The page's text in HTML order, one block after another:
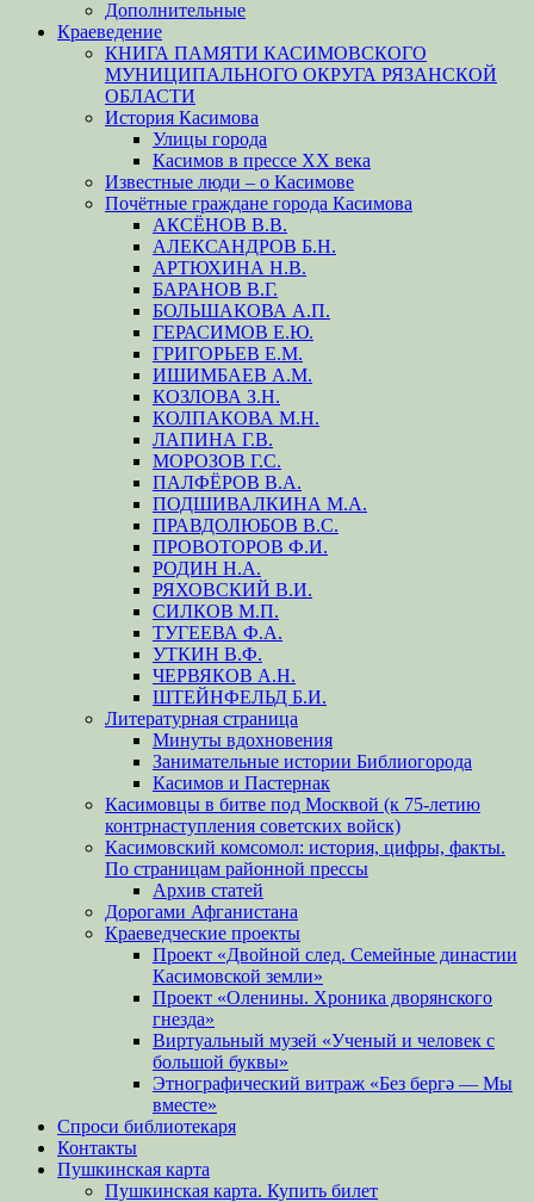
Дополнительные
Краеведение
КНИГА ПАМЯТИ КАСИМОВСКОГО
МУНИЦИПАЛЬНОГО ОКРУГА РЯЗАНСКОЙ
ОБЛАСТИ
История Касимова
Улицы города
Касимов в прессе XX века
Известные люди – о Касимове
Почётные граждане города Касимова
АКСЁНОВ В.В.
АЛЕКСАНДРОВ Б.Н.
АРТЮХИНА Н.В.
БАРАНОВ В.Г.
БОЛЬШАКОВА А.П.
ГЕРАСИМОВ Е.Ю.
ГРИГОРЬЕВ Е.М.
ИШИМБАЕВ А.М.
КОЗЛОВА З.Н.
КОЛПАКОВА М.Н.
ЛАПИНА Г.В.
МОРОЗОВ Г.С.
ПАЛФЁРОВ В.А.
ПОДШИВАЛКИНА М.А.
ПРАВДОЛЮБОВ В.С.
ПРОВОТОРОВ Ф.И.
РОДИН Н.А.
РЯХОВСКИЙ В.И.
СИЛКОВ М.П.
ТУГЕЕВА Ф.А.
УТКИН В.Ф.
ЧЕРВЯКОВ А.Н.
ШТЕЙНФЕЛЬД Б.И.
Литературная страница
Минуты вдохновения
Занимательные истории Библиогорода
Касимов и Пастернак
Касимовцы в битве под Москвой (к 75-летию
контрнаступления советских войск)
Касимовский комсомол: история, цифры, факты.
По страницам районной прессы
Архив статей
Дорогами Афганистана
Краеведческие проекты
Проект «Двойной след. Семейные династии
Касимовской земли»
Проект «Оленины. Хроника дворянского
гнезда»
Виртуальный музей «Ученый и человек с
большой буквы»
Этнографический витраж «Без бергə — Мы
вместе»
Спроси библиотекаря
Контакты
Пушкинская карта
Пушкинская карта. Купить билет